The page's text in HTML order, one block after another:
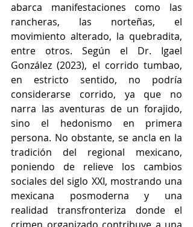
abarca manifestaciones como las
rancheras, las norteñas, el
movimiento alterado, la quebradita,
entre otros. Según el Dr. Igael
González (2023), el corrido tumbao,
en estricto sentido, no podría
considerarse corrido, ya que no
narra las aventuras de un forajido,
sino el hedonismo en primera
persona. No obstante, se ancla en la
tradición del regional mexicano,
poniendo de relieve los cambios
sociales del siglo XXI, mostrando una
mexicana posmoderna y una
realidad transfronteriza donde el